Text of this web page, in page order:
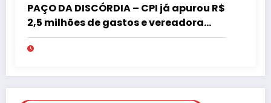
PAÇO DA DISCÓRDIA – CPI já apurou R$
2,5 milhões de gastos e vereadora
pede “acordo” para aprovar R$ 9,5
milhões